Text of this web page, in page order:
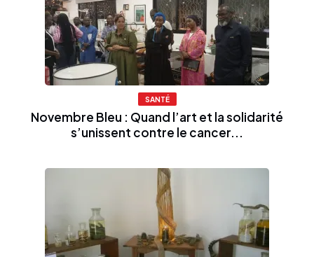
SANTÉ
Novembre Bleu : Quand l’art et la solidarité
s’unissent contre le cancer...